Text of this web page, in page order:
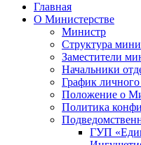
Главная
О Министерстве
Министр
Cтруктура
Заместители
Начальники
График
Положение о
Политика
ГУП